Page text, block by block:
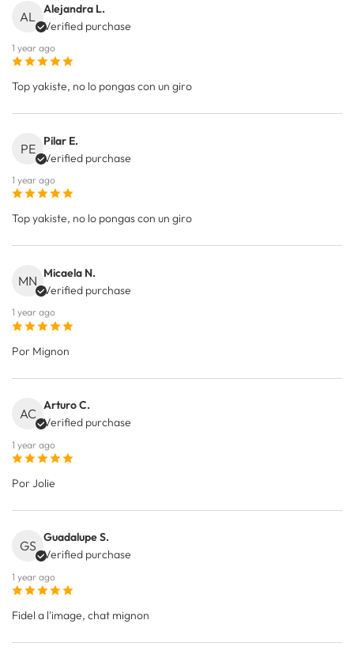
AL
Alejandra L.
Verified purchase
1 year ago
Top yakiste, no lo pongas con un giro
PE
Pilar E.
Verified purchase
1 year ago
Top yakiste, no lo pongas con un giro
MN
Micaela N.
Verified purchase
1 year ago
Por Mignon
AC
Arturo C.
Verified purchase
1 year ago
Por Jolie
GS
Guadalupe S.
Verified purchase
1 year ago
Fidel a l'image, chat mignon